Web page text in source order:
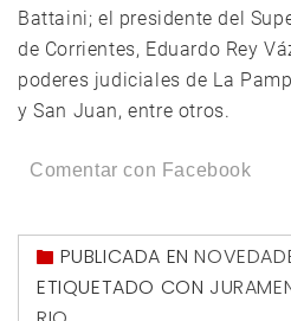
Battaini; el presidente del
de Corrientes, Eduardo Rey
poderes judiciales de La
y San Juan, entre otros.
Comentar con Facebook
PUBLICADA EN
ETIQUETADO CON